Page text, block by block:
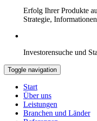
Erfolg Ihrer Produkte
Strategie,
Investorensuche und
Toggle navigation
Start
Über uns
Leistungen
Branchen und Länder